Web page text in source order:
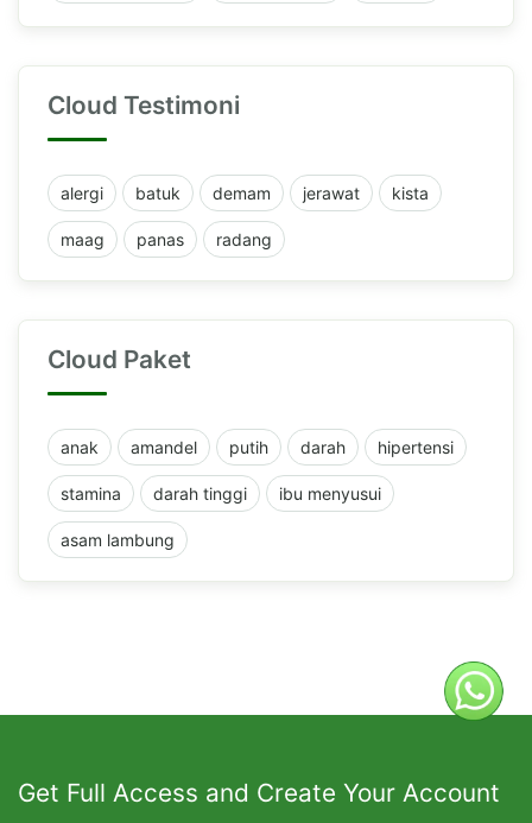
Cloud Testimoni
alergi batuk demam jerawat kista
maag panas radang
Cloud Paket
anak amandel putih darah hipertensi
stamina darah tinggi ibu menyusui
asam lambung
Get Full Access and Create Your Account